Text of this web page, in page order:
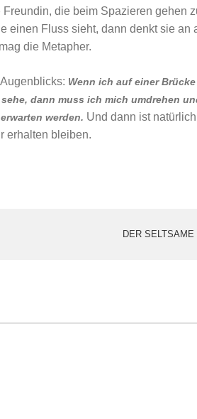
die beim Spazieren gehen
einen Fluss sieht, dann denkt sie an
die Metapher.
Wenn ich auf einer
dann muss ich mich umdrehen
werden. Und dann ist
erhalten bleiben.
DER